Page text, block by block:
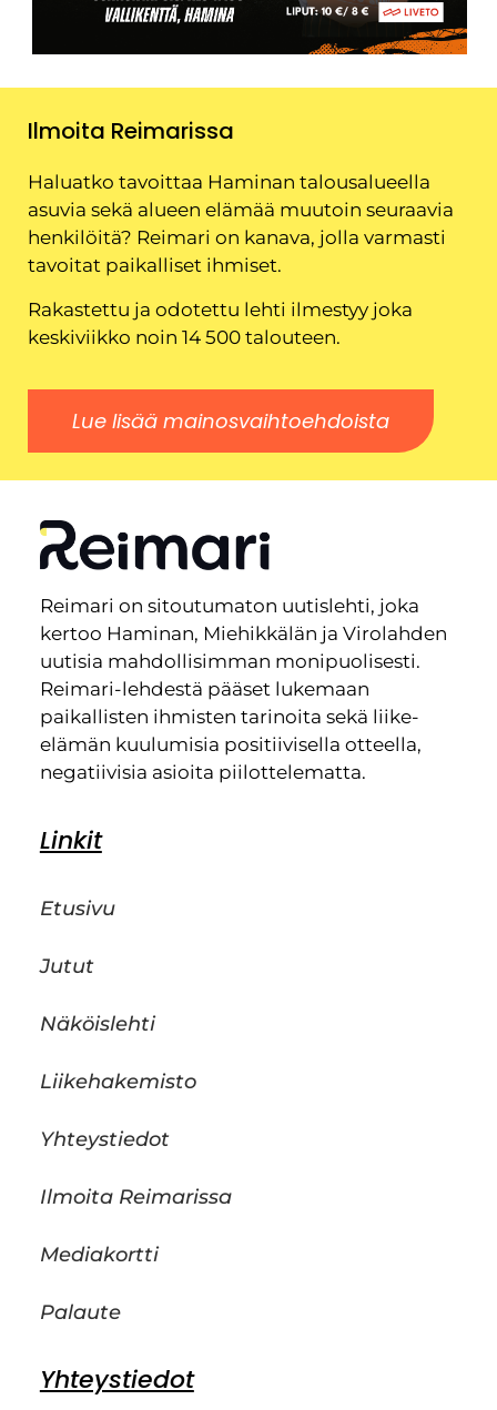
Ilmoita Reimarissa
Haluatko tavoittaa Haminan talousalueella
asuvia sekä alueen elämää muutoin seuraavia
henkilöitä? Reimari on kanava, jolla varmasti
tavoitat paikalliset ihmiset.
Rakastettu ja odotettu lehti ilmestyy joka
keskiviikko noin 14 500 talouteen.
Lue lisää mainosvaihtoehdoista
Reimari on sitoutumaton uutislehti, joka
kertoo Haminan, Miehikkälän ja Virolahden
uutisia mahdollisimman monipuolisesti.
Reimari-lehdestä pääset lukemaan
paikallisten ihmisten tarinoita sekä liike-
elämän kuulumisia positiivisella otteella,
negatiivisia asioita piilottelematta.
Linkit
Etusivu
Jutut
Näköislehti
Liikehakemisto
Yhteystiedot
Ilmoita Reimarissa
Mediakortti
Palaute
Yhteystiedot